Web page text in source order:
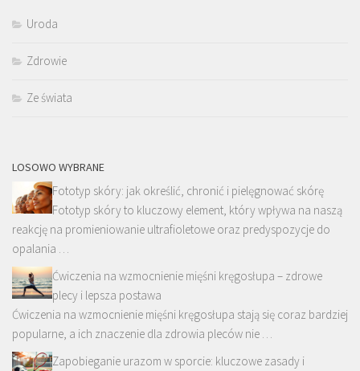
Uroda
Zdrowie
Ze świata
LOSOWO WYBRANE
Fototyp skóry: jak określić, chronić i pielęgnować skórę
Fototyp skóry to kluczowy element, który wpływa na naszą
reakcję na promieniowanie ultrafioletowe oraz predyspozycje do
opalania …
Ćwiczenia na wzmocnienie mięśni kręgosłupa – zdrowe
plecy i lepsza postawa
Ćwiczenia na wzmocnienie mięśni kręgosłupa stają się coraz bardziej
popularne, a ich znaczenie dla zdrowia pleców nie …
Zapobieganie urazom w sporcie: kluczowe zasady i